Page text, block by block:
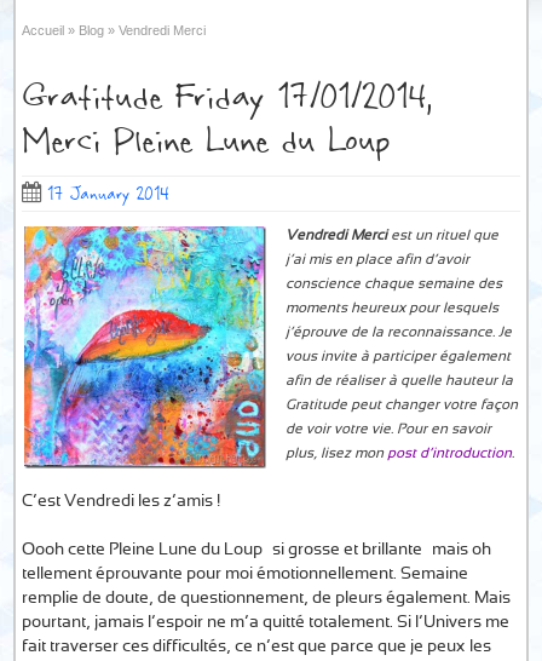
Accueil » Blog » Vendredi Merci
Gratitude Friday 17/01/2014,
Merci Pleine Lune du Loup
17 January 2014
Vendredi Merciest un rituel que
j’ai mis en place afin d’avoir
conscience chaque semaine des
moments heureux pour lesquels
j’éprouve de la reconnaissance. Je
vous invite à participer également
afin de réaliser à quelle hauteur la
Gratitude peut changer votre façon
de voir votre vie. Pour en savoir
plus, lisez mon post d’introduction.
C’est Vendredi les z’amis !
Oooh cette Pleine Lune du Loup… si grosse et brillante… mais oh
tellement éprouvante pour moi émotionnellement. Semaine
remplie de doute, de questionnement, de pleurs également. Mais
pourtant, jamais l’espoir ne m’a quitté totalement. Si l’Univers me
fait traverser ces difficultés, ce n’est que parce que je peux les